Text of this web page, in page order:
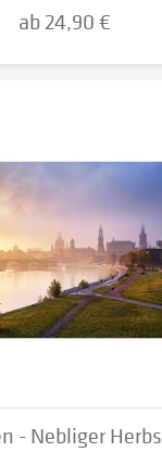
ab 24,90 €
- Nebliger